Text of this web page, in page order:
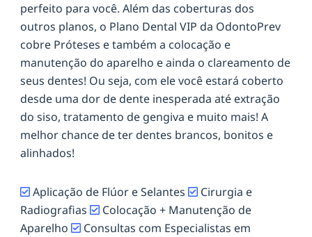
perfeito para você. Além das coberturas dos
outros planos, o Plano Dental VIP da OdontoPrev
cobre Próteses e também a colocação e
manutenção do aparelho e ainda o clareamento de
seus dentes! Ou seja, com ele você estará coberto
desde uma dor de dente inesperada até extração
do siso, tratamento de gengiva e muito mais! A
melhor chance de ter dentes brancos, bonitos e
alinhados!
Aplicação de Flúor e Selantes
Cirurgia e
Radiografias
Colocação + Manutenção de
Aparelho
Consultas com Especialistas em